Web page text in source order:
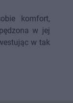
komfort,
w jej
w tak